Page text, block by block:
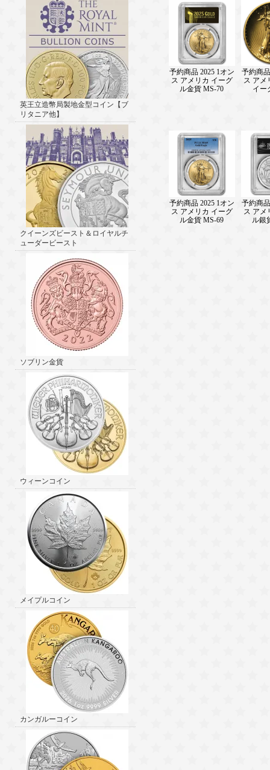
英王立造幣局製地金型コイン【ブ
リタニア他】
クイーンズビースト＆ロイヤルチ
ューダービースト
ソブリン金貨
ウィーンコイン
メイプルコイン
カンガルーコイン
予約商品 2025 1オン
ス アメリカ イーグ
ル金貨 MS-70
予約商
ス アメ
イー
予約商品 2025 1オン
ス アメリカ イーグ
ル金貨 MS-69
予約商
ス アメ
ル銀